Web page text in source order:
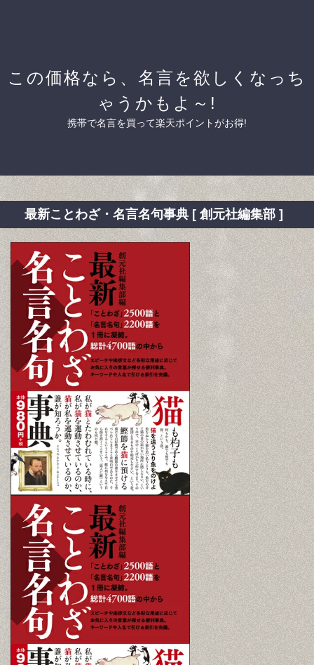
この価格なら、名言を欲しくなっち
ゃうかもよ～!
携帯で名言を買って楽天ポイントがお得!
最新ことわざ・名言名句事典 [ 創元社編集部 ]